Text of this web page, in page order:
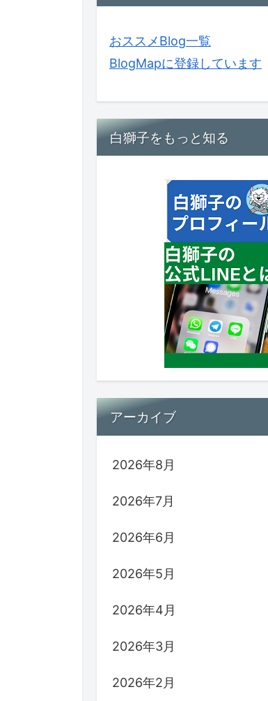
おススメBlog一覧
BlogMapに登録しています
白獅子をもっと知る
アーカイブ
2026年8月
2026年7月
2026年6月
2026年5月
2026年4月
2026年3月
2026年2月